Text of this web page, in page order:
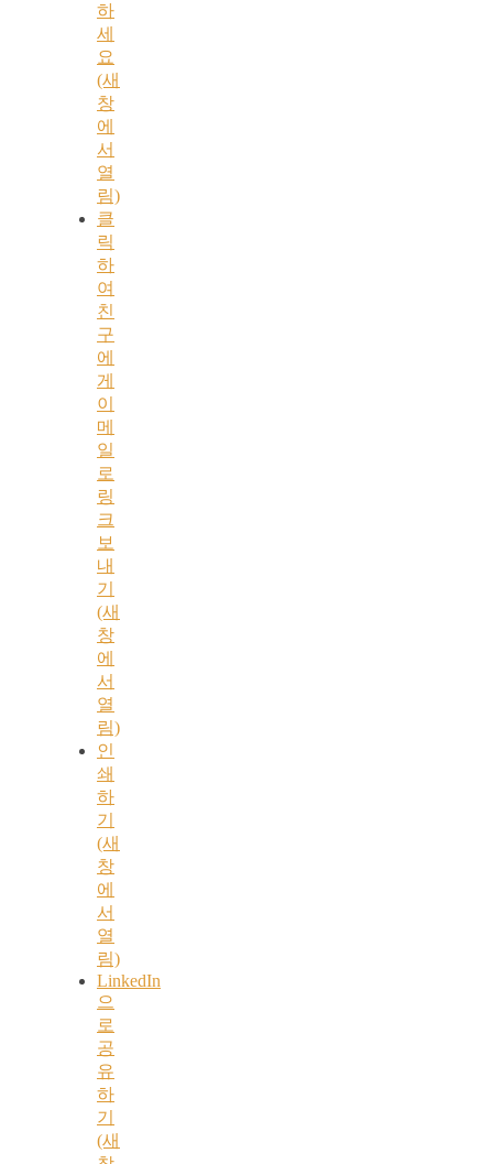
하
세
요
(새
창
에
서
열
림)
클
릭
하
여
친
구
에
게
이
메
일
로
링
크
보
내
기
(새
창
에
서
열
림)
인
쇄
하
기
(새
창
에
서
열
림)
LinkedIn
으
로
공
유
하
기
(새